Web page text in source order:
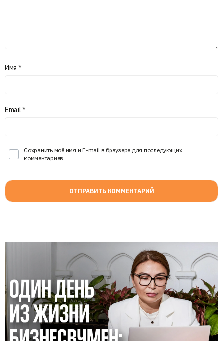
Имя *
Email*
Сохранить моё имя и E-mail в браузере для последующих
комментариев